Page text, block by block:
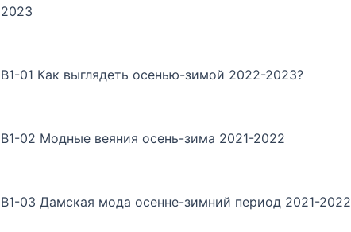
2023
B1-01 Как выглядеть осенью-зимой 2022-2023?
B1-02 Модные веяния осень-зима 2021-2022
B1-03 Дамская мода осенне-зимний период 2021-2022